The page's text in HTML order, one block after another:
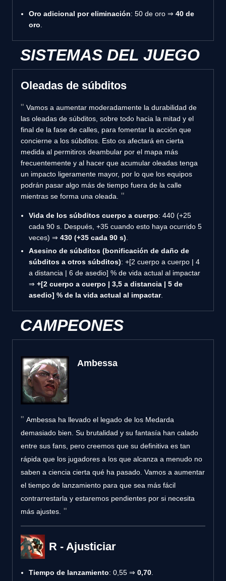
Oro adicional por eliminación: 50 de oro ⇒ 40 de
oro
SISTEMAS DEL JUEGO
Oleadas de súbditos
Vamos a aumentar moderadamente la durabilidad de
las oleadas de súbditos, sobre todo hacia la mitad y el
final de la fase de calles, para fomentar la acción que
concierne a los súbditos. Esto os afectará en cierta
medida al permitiros deambular por el mapa más
frecuentemente y al hacer que acumular oleadas tenga
un impacto ligeramente mayor, por lo que los equipos
podrán pasar algo más de tiempo fuera de la calle
mientras se forma una oleada.
Vida de los súbditos cuerpo a cuerpo: 440 (+25
cada 90 s. Después, +35 cuando esto haya ocurrido 5
veces) ⇒ 430 (+35 cada 90 s)
Asesino de súbditos (bonificación de daño de
súbditos a otros súbditos): +[2 cuerpo a cuerpo | 4
a distancia | 6 de asedio] % de vida actual al impactar
⇒ +[2 cuerpo a cuerpo | 3,5 a distancia | 5 de
asedio] % de la vida actual al impactar.
CAMPEONES
Ambessa
Ambessa ha llevado el legado de los Medarda
demasiado bien. Su brutalidad y su fantasía han calado
entre sus fans, pero creemos que su definitiva es tan
rápida que los jugadores a los que alcanza a menudo no
saben a ciencia cierta qué ha pasado. Vamos a aumentar
el tiempo de lanzamiento para que sea más fácil
contrarrestarla y estaremos pendientes por si necesita
más ajustes.
R - Ajusticiar
Tiempo de lanzamiento: 0,55 ⇒ 0,70